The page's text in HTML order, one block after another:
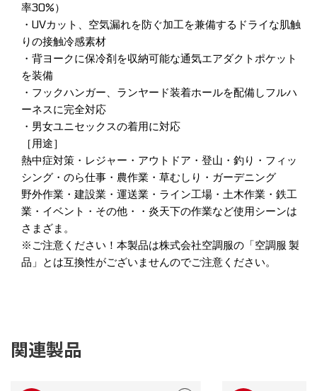
率30%）
・UVカット、空気漏れを防ぐ加工を兼備するドライな肌触
りの接触冷感素材
・背ヨークに保冷剤を収納可能な通気エアダクトポケット
を装備
・フックハンガー、ランヤード装着ホールを配備しフルハ
ーネスに完全対応
・男女ユニセックスの着用に対応
［用途］
熱中症対策・レジャー・アウトドア・登山・釣り・フィッ
シング・のら仕事・農作業・草むしり・ガーデニング
野外作業・建設業・運送業・ライン工場・土木作業・鉄工
業・イベント・その他・・炎天下の作業など使用シーンは
さまざま。
※ご注意ください！本製品は株式会社空調服の「空調服 製
品」とは互換性がございませんのでご注意ください。
関連製品